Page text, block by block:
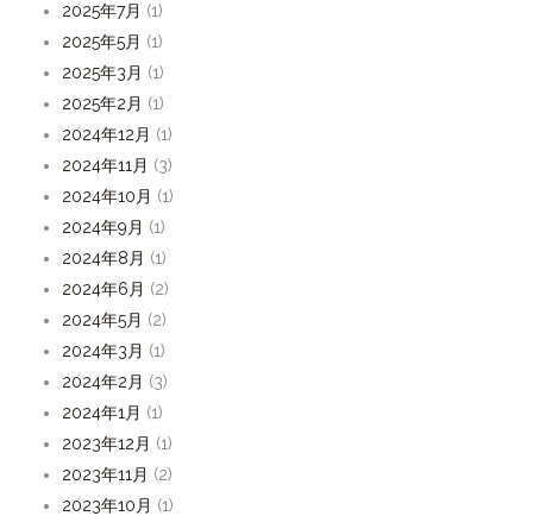
2025年7月 (1)
2025年5月 (1)
2025年3月 (1)
2025年2月 (1)
2024年12月 (1)
2024年11月 (3)
2024年10月 (1)
2024年9月 (1)
2024年8月 (1)
2024年6月 (2)
2024年5月 (2)
2024年3月 (1)
2024年2月 (3)
2024年1月 (1)
2023年12月 (1)
2023年11月 (2)
2023年10月 (1)